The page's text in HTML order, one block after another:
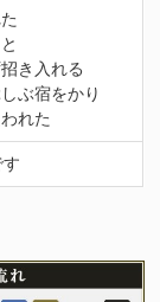
き入れる
ぶ宿をかり
れた